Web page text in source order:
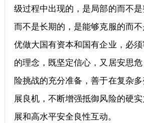
级过程中出现的，是局部的而不
而不是长期的，是能够克服的而
优做大国有资本和国有企业，必
的理念，既坚定信心，又居安思
险挑战的充分准备，善于在复杂
展良机，不断增强抵御风险的硬
展和高水平安全良性互动。